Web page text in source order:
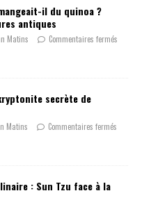
il du quinoa ?
antiques
Matins Commentaires fermés
secrète de
Matins Commentaires fermés
: Sun Tzu face à la